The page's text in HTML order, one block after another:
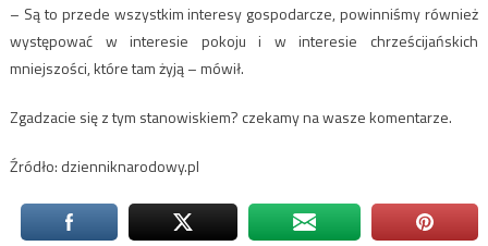
– Są to przede wszystkim interesy gospodarcze, powinniśmy również
występować w interesie pokoju i w interesie chrześcijańskich
mniejszości, które tam żyją – mówił.
Zgadzacie się z tym stanowiskiem? czekamy na wasze komentarze.
Źródło: dzienniknarodowy.pl